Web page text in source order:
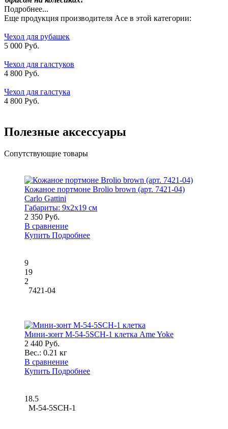
Подробнее...
Еще продукция производителя Ace в этой категории:
Чехол для рубашек
5 000 Руб.
Чехол для галстуков
4 800 Руб.
Чехол для галстука
4 800 Руб.
Полезные аксессуары
Сопутствующие товары
Кожаное портмоне Brolio brown (арт. 7421-04)
Carlo Gattini
Габариты: 9x2x19 см
2 350 Руб.
В сравнение
Купить Подробнее
9
19
2
7421-04
Мини-зонт M-54-5SCH-1 клетка Ame Yoke
2 440 Руб.
Вес.: 0.21 кг
В сравнение
Купить Подробнее
18.5
M-54-5SCH-1